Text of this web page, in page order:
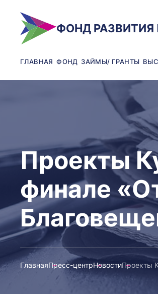
ФОНД
ГЛАВНАЯ ФОНД ЗАЙМЫ/ ГРАНТЫ
Проекты
финале
ГлавнаяПресс-центрНовостиПроекты